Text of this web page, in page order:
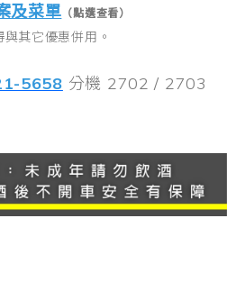
及菜單 （點選查看）
其它優惠併用。
5658 分機 2702 / 2703